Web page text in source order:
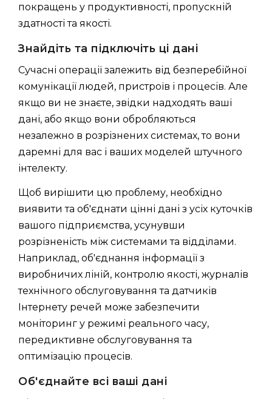
покращень у продуктивності, пропускній
здатності та якості.
Знайдіть та підключіть ці дані
Сучасні операції залежить від безперебійної
комунікації людей, пристроїв і процесів. Але
якщо ви не знаєте, звідки надходять ваші
дані, або якщо вони обробляються
незалежно в розрізнених системах, то вони
даремні для вас і ваших моделей штучного
інтелекту.
Щоб вирішити цю проблему, необхідно
виявити та об'єднати цінні дані з усіх куточків
вашого підприємства, усунувши
розрізненість між системами та відділами.
Наприклад, об'єднання інформації з
виробничих ліній, контролю якості, журналів
технічного обслуговування та датчиків
Інтернету речей може забезпечити
моніторинг у режимі реального часу,
передиктивне обслуговування та
оптимізацію процесів.
Об'єднайте всі ваші дані